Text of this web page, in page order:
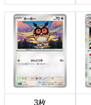
3枚